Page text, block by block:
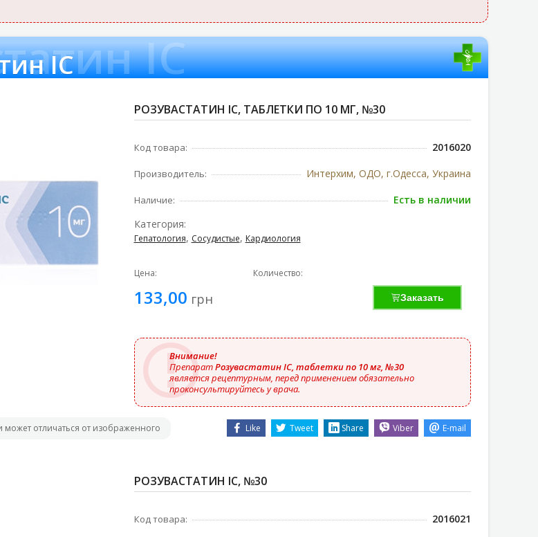
IC
IC
РОЗУВАСТАТИН IC, ТАБЛЕТКИ ПО 10 МГ, №30
Код товара: 2016020
Производитель: Интерхим, ОДО, г.Одесса, Украина
Наличие:
Есть в наличии
Категория:
Гепатология, Сосудистые, Кардиология
Цена:
133,00 грн
Количество:
Заказать
Внимание!
ПрепаратРозувастатин IC, таблетки по 10 мг, №30
является рецептурным, перед применением обязательно
проконсультируйтесь у врача.
отличаться от изображенного Like Tweet Share Viber E-mail
РОЗУВАСТАТИН IC, №30
Код товара: 2016021